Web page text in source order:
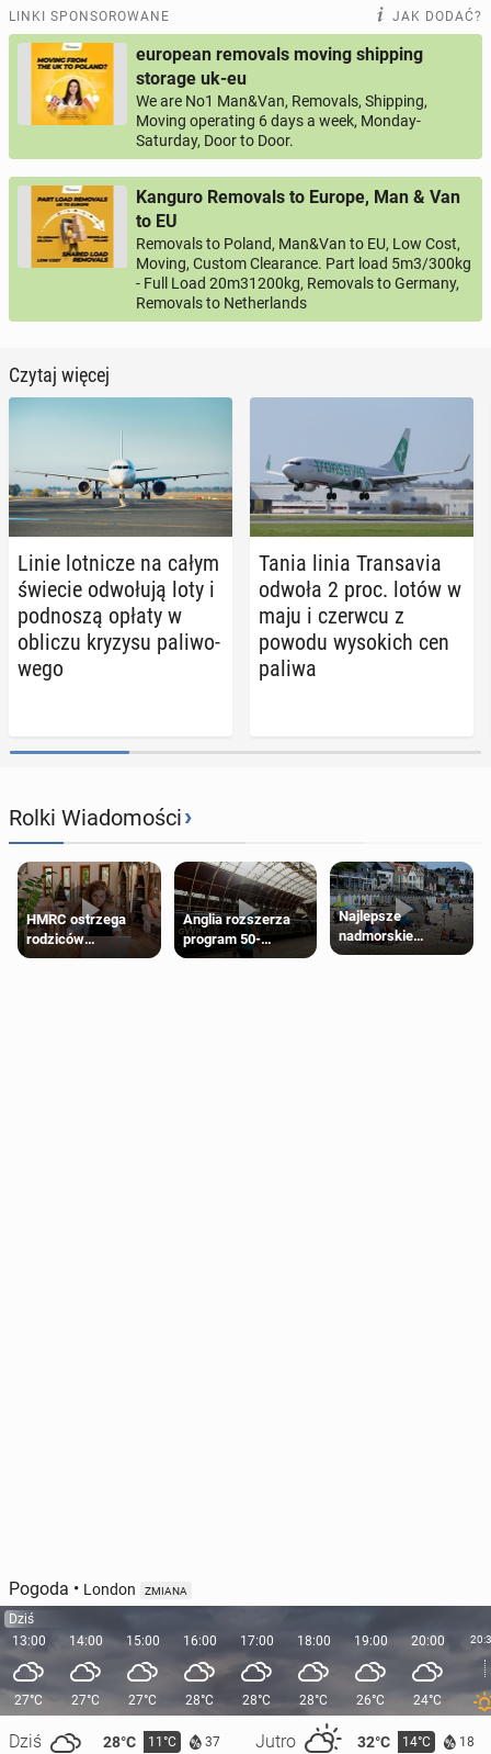
LINKI SPONSOROWANE JAK DODAĆ?
european removals moving shipping
storage uk-eu
We are No1 Man&Van, Removals, Shipping,
Moving operating 6 days a week, Monday-
Saturday, Door to Door.
Kanguro Removals to Europe, Man & Van
to EU
Removals to Poland, Man&Van to EU, Low Cost,
Moving, Custom Clearance. Part load 5m3/300kg
- Full Load 20m31200kg, Removals to Germany,
Removals to Netherlands
Czytaj więcej
Linie lot­ni­cze na całym
świecie od­wo­łu­ją loty i
pod­no­szą opłaty w
obliczu kryzysu pa­li­wo­
we­go
Tania linia Trans­avia
odwoła 2 proc. lotów w
maju i czerwcu z
powodu wy­so­kich cen
paliwa
Rolki Wiadomości›
HMRC ostrzega
rodziców
pobierających Child
Anglia rozszerza
program 50-
procentowych
Najlepsze
nadmorskie
miasteczko blisko
Pogoda • London ZMIANA
Dziś
13:00
27°C
Dziś 28°C 11°C 37 Jutro 32°C 14°C 18
14:00
27°C
15:00
27°C
16:00
28°C
17:00
28°C
18:00
28°C
19:00
26°C
20:00
24°C